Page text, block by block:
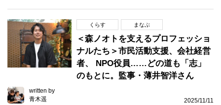
くらす まなぶ
＜森ノオトを支えるプロフェッショ
ナルたち＞市民活動支援、会社経営
者、 NPO役員……どの道も「志」
のもとに。監事・薄井智洋さん
written by
青木遥
2025/11/11